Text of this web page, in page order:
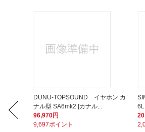
DUNU-TOPSOUND イヤホン カ
ナル型 SA6mk2 [カナル...
96,970円
9,697ポイント